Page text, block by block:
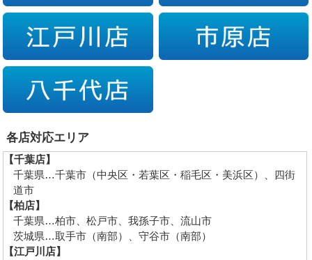
各店対応エリア
【千葉店】
千葉県…千葉市（中央区・若葉区・稲毛区・美浜区）、四街
道市
【柏店】
千葉県…柏市、松戸市、我孫子市、流山市
茨城県…取手市（南部）、守谷市（南部）
【江戸川店】